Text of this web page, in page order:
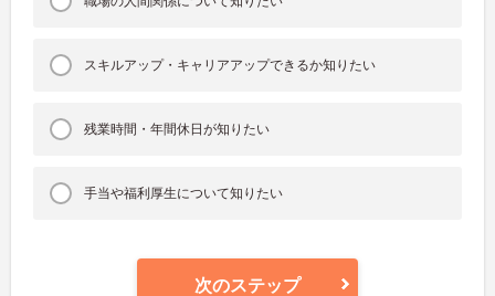
スキルアップ・キャリアアップできるか知りたい
残業時間・年間休日が知りたい
手当や福利厚生について知りたい
次のステップ